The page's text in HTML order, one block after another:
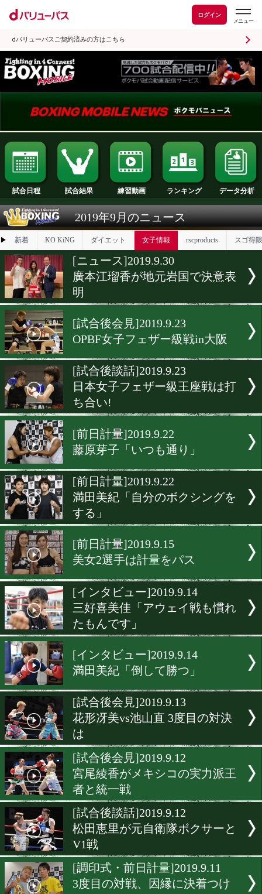
ログイン
dバリューパスご契約済みの方はこちら
試合日程 試合結果 練習動画 ランキング
2019年9月のニュース
▶ 新着 KO KiNG
[ニュース]2019.9.30
廣本江瑠香が地元岩国で決
[試合後会見]2019.9.23
OPBF女子フェザー級戦in
[試合後談話]2019.9.23
日本女子フェザー級王座戦
ち合い!
[前日計量]2019.9.22
藤原芽子「いつも通り」
[前日計量]2019.9.22
満田美紀「自分のボクシン
する」
[前日計量]2019.9.15
美女2選手は計量をパス
[インタビュー]2019.9.14
たもんです」
[インタビュー]2019.9.14
満田美紀「倒して勝つ」
[試合後会見]2019.9.13
花形冴美vs池山直 3度目の
は